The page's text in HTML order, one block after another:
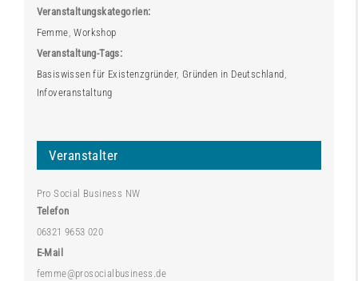
Veranstaltungskategorien:
Femme,Workshop
Veranstaltung-Tags:
Basiswissen für Existenzgründer, Gründen in Deutschland,
Infoveranstaltung
Veranstalter
Pro Social Business NW
Telefon
06321 9653 020
E-Mail
femme@prosocialbusiness.de